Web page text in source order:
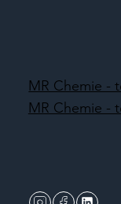
MR Chemie -
MR Chemie -